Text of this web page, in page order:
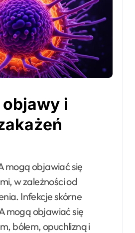
i
mogą objawiać się
w zależności od
Infekcje skórne
mogą objawiać się
bólem, opuchlizną i